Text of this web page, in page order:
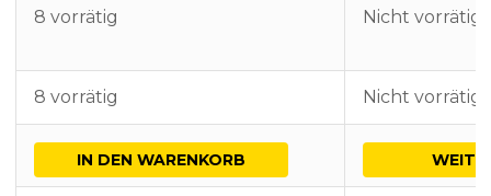
8 vorrätig Nicht vorrätig
8 vorrätig Nicht vorrätig
IN DEN WARENKORB